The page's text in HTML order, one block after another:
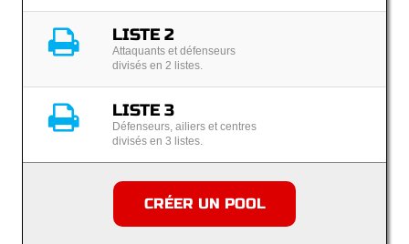
LISTE 2
Attaquants et défenseurs
divisés en 2 listes.
LISTE 3
Défenseurs, ailiers et centres
divisés en 3 listes.
CRÉER UN POOL